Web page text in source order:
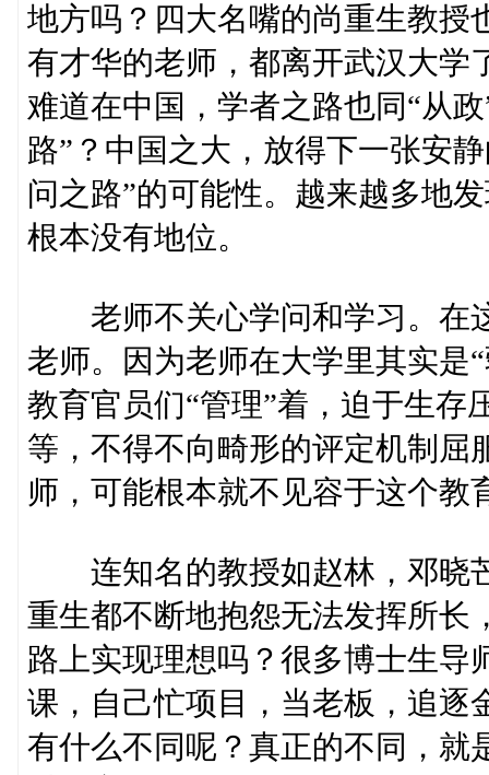
地方吗？四大名嘴的尚重生教授
有才华的老师，都离开武汉大学
难道在中国，学者之路也同“从
路”？中国之大，放得下一张安
问之路”的可能性。越来越多地
根本没有地位。
老师不关心学问和学习。在
老师。因为老师在大学里其实是
教育官员们“管理”着，迫于生存
等，不得不向畸形的评定机制屈
师，可能根本就不见容于这个教
连知名的教授如赵林，邓晓
重生都不断地抱怨无法发挥所长
路上实现理想吗？很多博士生导
课，自己忙项目，当老板，追逐
有什么不同呢？真正的不同，就